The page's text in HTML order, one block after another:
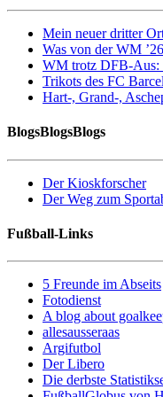
Mein neuer dritter
Was von der WM
WM trotz DFB-Aus:
Trikots des FC
Hart-, Grand-,
BlogsBlogsBlogs
Der Kioskforscher
Der Weg zum
Fußball-Links
5 Freunde im Abseits
Fotodienst
A blog about
allesausseraas
Argifutbol
Der Libero
Die derbste